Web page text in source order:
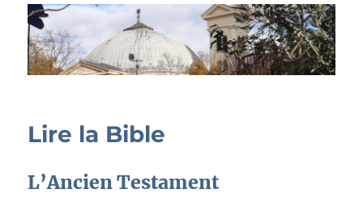
Lire la Bible
L’Ancien Testament